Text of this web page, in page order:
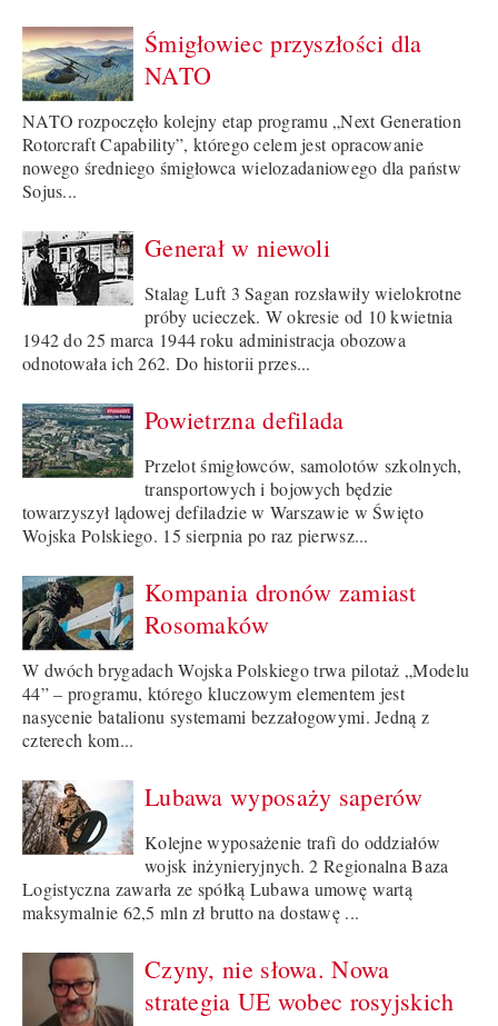
Śmigłowiec przyszłości dla
NATO
NATO rozpoczęło kolejny etap programu „Next Generation
Rotorcraft Capability”, którego celem jest opracowanie
nowego średniego śmigłowca wielozadaniowego dla państw
Sojus...
Generał w niewoli
Stalag Luft 3 Sagan rozsławiły wielokrotne
próby ucieczek. W okresie od 10 kwietnia
1942 do 25 marca 1944 roku administracja obozowa
odnotowała ich 262. Do historii przes...
Powietrzna defilada
Przelot śmigłowców, samolotów szkolnych,
transportowych i bojowych będzie
towarzyszył lądowej defiladzie w Warszawie w Święto
Wojska Polskiego. 15 sierpnia po raz pierwsz...
Kompania dronów zamiast
Rosomaków
W dwóch brygadach Wojska Polskiego trwa pilotaż „Modelu
44” – programu, którego kluczowym elementem jest
nasycenie batalionu systemami bezzałogowymi. Jedną z
czterech kom...
Lubawa wyposaży saperów
Kolejne wyposażenie trafi do oddziałów
wojsk inżynieryjnych. 2 Regionalna Baza
Logistyczna zawarła ze spółką Lubawa umowę wartą
maksymalnie 62,5 mln zł brutto na dostawę ...
Czyny, nie słowa. Nowa
strategia UE wobec rosyjskich